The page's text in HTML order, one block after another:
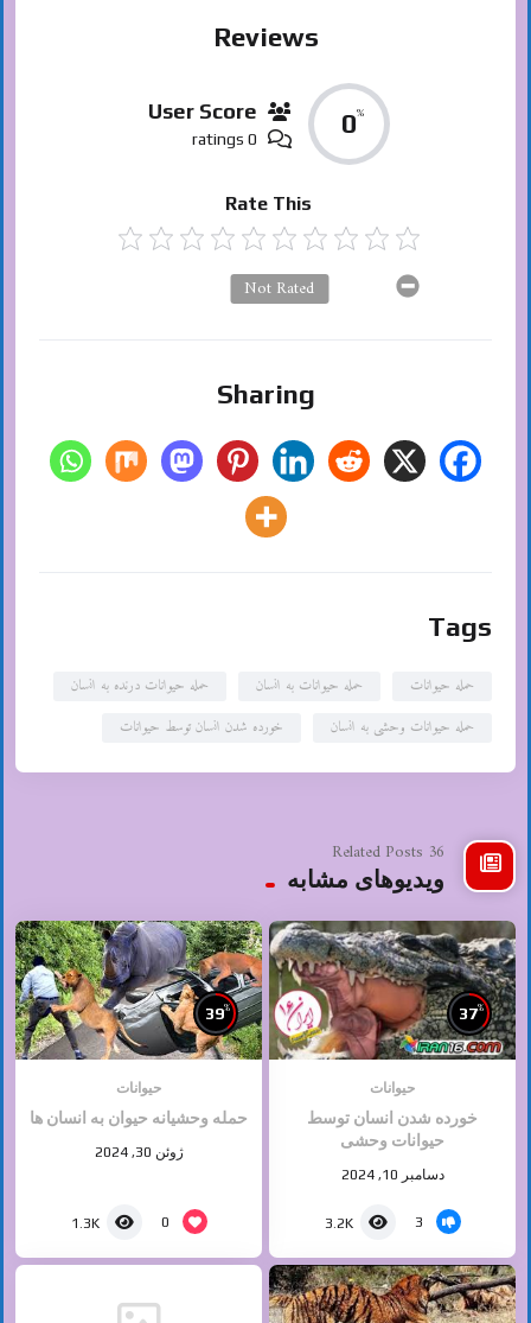
Reviews
0%
User Score
0 ratings
Rate This
Not Rated
Sharing
Tags
حمله حیوانات حمله حیوانات به انسان
حمله حیوانات درنده به انسان
حمله حیوانات وحشی به انسان
خورده شدن انسان توسط حیوانات
36 Related Posts
ویدیوهای مشابه
37%
حیوانات
خورده شدن انسان توسط
حیوانات وحشی
دسامبر 10, 2024
3
3.2K
39%
حیوانات
حمله وحشیانه حیوان به انسان ها
ژوئن 30, 2024
0
1.3K